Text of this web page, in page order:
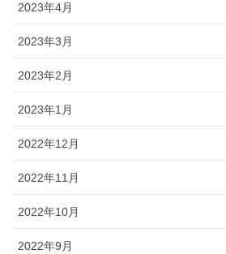
2023年4月
2023年3月
2023年2月
2023年1月
2022年12月
2022年11月
2022年10月
2022年9月